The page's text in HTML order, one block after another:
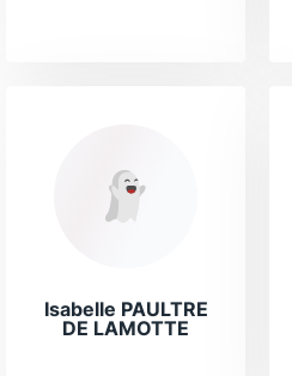
Isabelle PAULTRE
DE LAMOTTE